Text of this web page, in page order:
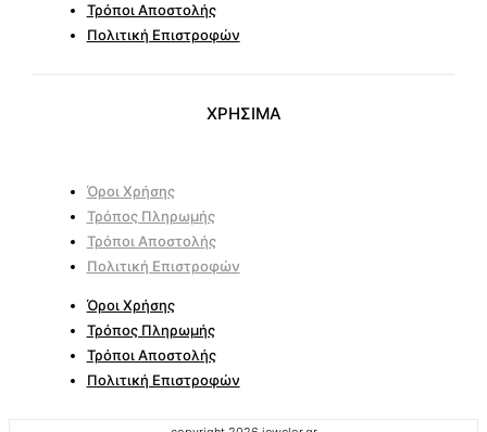
Τρόποι Αποστολής
Πολιτική Επιστροφών
ΧΡΗΣΙΜΑ
Όροι Χρήσης
Τρόπος Πληρωμής
Τρόποι Αποστολής
Πολιτική Επιστροφών
Όροι Χρήσης
Τρόπος Πληρωμής
Τρόποι Αποστολής
Πολιτική Επιστροφών